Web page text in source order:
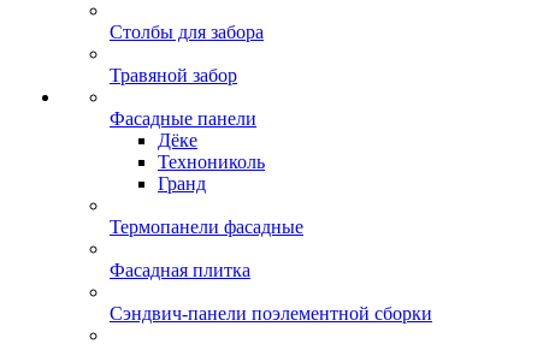
Столбы для забора
Травяной забор
Фасадные панели
Дёке
Технониколь
Гранд
Термопанели фасадные
Фасадная плитка
Сэндвич-панели поэлементной сборки